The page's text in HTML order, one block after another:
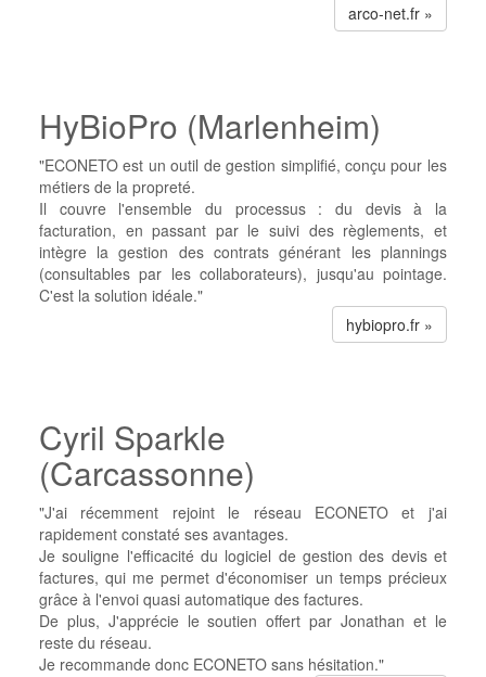
arco-net.fr »
HyBioPro (Marlenheim)
"ECONETO est un outil de gestion simplifié, conçu pour les
métiers de la propreté.
Il couvre l'ensemble du processus : du devis à la
facturation, en passant par le suivi des règlements, et
intègre la gestion des contrats générant les plannings
(consultables par les collaborateurs), jusqu'au pointage.
C'est la solution idéale."
hybiopro.fr »
Cyril Sparkle
(Carcassonne)
"J'ai récemment rejoint le réseau ECONETO et j'ai
rapidement constaté ses avantages.
Je souligne l'efficacité du logiciel de gestion des devis et
factures, qui me permet d'économiser un temps précieux
grâce à l'envoi quasi automatique des factures.
De plus, J'apprécie le soutien offert par Jonathan et le
reste du réseau.
Je recommande donc ECONETO sans hésitation."